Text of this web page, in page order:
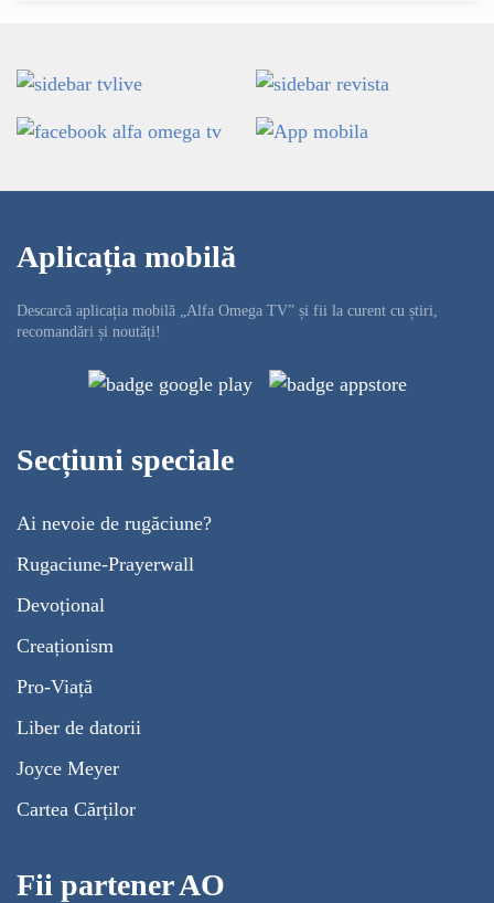
Aplicația mobilă
Descarcă aplicația mobilă „Alfa Omega TV” și fii la curent cu știri,
recomandări și noutăți!
Secțiuni speciale
Ai nevoie de rugăciune?
Rugaciune-Prayerwall
Devoțional
Creaționism
Pro-Viață
Liber de datorii
Joyce Meyer
Cartea Cărților
Fii partener AO